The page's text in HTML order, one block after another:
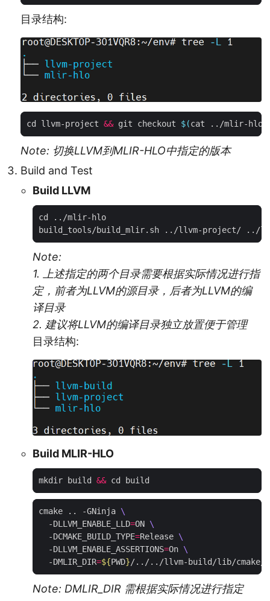
目录结构:
cd llvm-project && git checkout $(cat ../mlir-hlo/
Note: 切换LLVM到MLIR-HLO中指定的版本
Build and Test
Build LLVM
Note:
1. 上述指定的两个目录需要根据实际情况进行指
定，前者为LLVM的源目录，后者为LLVM的编
译目录
2. 建议将LLVM的编译目录独立放置便于管理
目录结构:
Build MLIR-HLO
mkdir build &&
cmake .. -GNinja
  -DLLVM_ENABLE_LLD
=ON
  -DCMAKE_BUILD_TYPE
=Release
  -DLLVM_ENABLE_ASSERTIONS
=On
  -DMLIR_DIR
=${PWD}
Note: DMLIR_DIR 需根据实际情况进行指定